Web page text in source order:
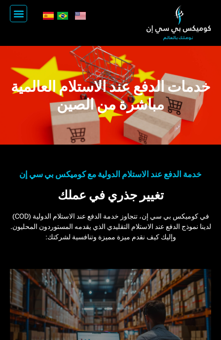
خدمات الدفع عند الاستلام العالمية
مباشرة من الصين
خدمة الدفع عند الاستلام الدولية مع كوميكس بي سي إن
تغيير جذري في عملك
في كوميكس بي سي إن، تتجاوز خدمة الدفع عند الاستلام الدولية (COD)
لدينا نموذج الدفع عند الاستلام التقليدي الذي يقدمه المستوردون المحليون.
وإليك كيف نقدم ميزة مميزة وتنافسية لشركتك: